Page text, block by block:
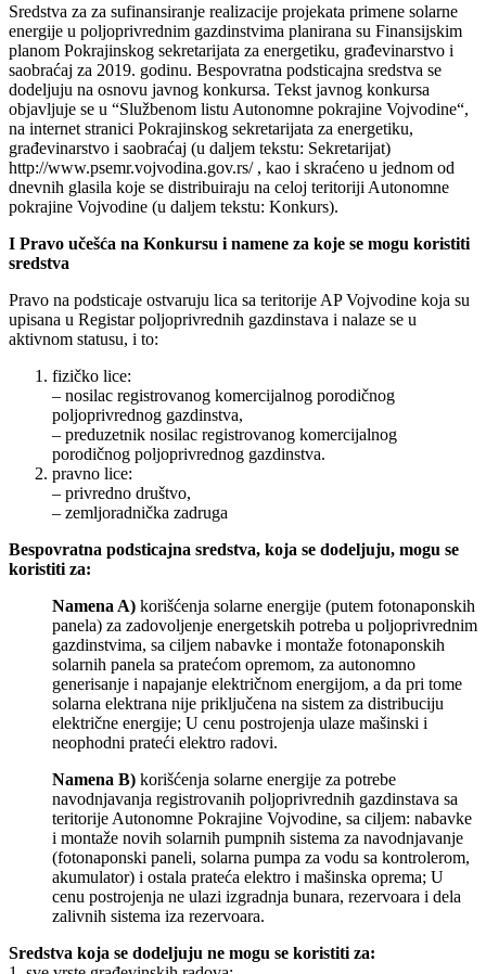
Sredstva za za sufinansiranje realizacije projekata primene solarne
energije u poljoprivrednim gazdinstvima planirana su Finansijskim
planom Pokrajinskog sekretarijata za energetiku, građevinarstvo i
saobraćaj za 2019. godinu. Bespovratna podsticajna sredstva se
dodeljuju na osnovu javnog konkursa. Tekst javnog konkursa
objavljuje se u “Službenom listu Autonomne pokrajine Vojvodine“,
na internet stranici Pokrajinskog sekretarijata za energetiku,
građevinarstvo i saobraćaj (u daljem tekstu: Sekretarijat)
http://www.psemr.vojvodina.gov.rs/ , kao i skraćeno u jednom od
dnevnih glasila koje se distribuiraju na celoj teritoriji Autonomne
pokrajine Vojvodine (u daljem tekstu: Konkurs).
I Pravo učešća na Konkursu i namene za koje se mogu koristiti
sredstva
Pravo na podsticaje ostvaruju lica sa teritorije AP Vojvodine koja su
upisana u Registar poljoprivrednih gazdinstava i nalaze se u
aktivnom statusu, i to:
fizičko lice:
– nosilac registrovanog komercijalnog porodičnog
poljoprivrednog gazdinstva,
– preduzetnik nosilac registrovanog komercijalnog
porodičnog poljoprivrednog gazdinstva.
pravno lice:
– privredno društvo,
– zemljoradnička zadruga
Bespovratna podsticajna sredstva, koja se dodeljuju, mogu se
koristiti za:
Namena A) korišćenja solarne energije (putem fotonaponskih
panela) za zadovoljenje energetskih potreba u poljoprivrednim
gazdinstvima, sa ciljem nabavke i montaže fotonaponskih
solarnih panela sa pratećom opremom, za autonomno
generisanje i napajanje električnom energijom, a da pri tome
solarna elektrana nije priključena na sistem za distribuciju
električne energije; U cenu postrojenja ulaze mašinski i
neophodni prateći elektro radovi.
Namena B) korišćenja solarne energije za potrebe
navodnjavanja registrovanih poljoprivrednih gazdinstava sa
teritorije Autonomne Pokrajine Vojvodine, sa ciljem: nabavke
i montaže novih solarnih pumpnih sistema za navodnjavanje
(fotonaponski paneli, solarna pumpa za vodu sa kontrolerom,
akumulator) i ostala prateća elektro i mašinska oprema; U
cenu postrojenja ne ulazi izgradnja bunara, rezervoara i dela
zalivnih sistema iza rezervoara.
Sredstva koja se dodeljuju ne mogu se koristiti za: